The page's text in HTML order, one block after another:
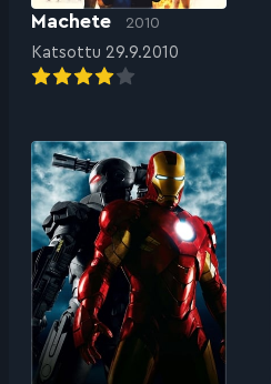
Machete 2010
Katsottu 29.9.2010